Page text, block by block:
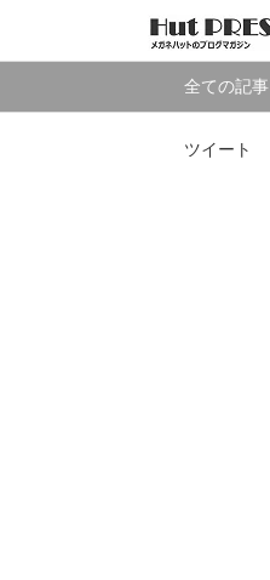
全ての記事
ツイート